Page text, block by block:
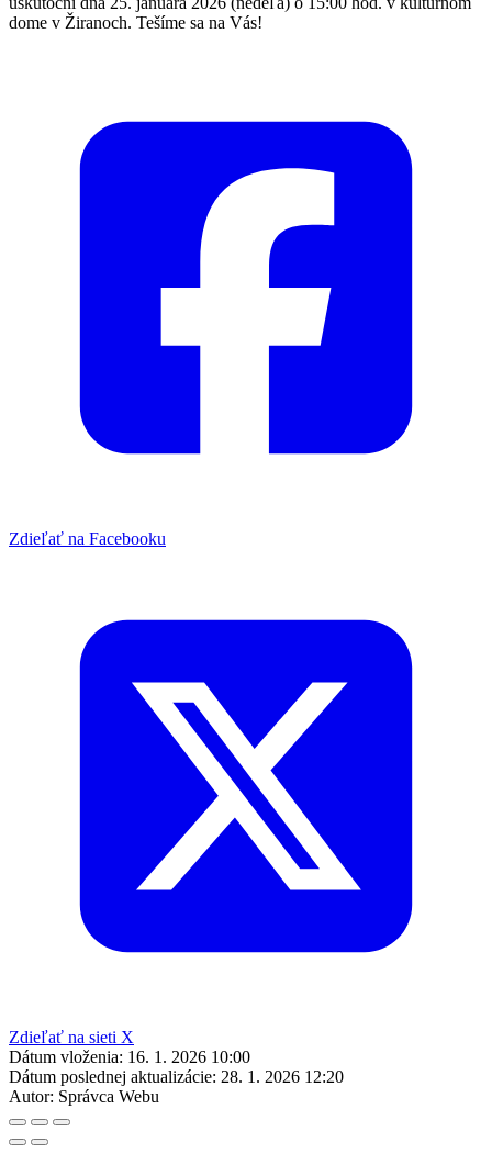
dome v Žiranoch. Tešíme sa na Vás!
Zdieľať na Facebooku
Zdieľať na sieti X
Dátum vloženia: 16. 1. 2026 10:00
Dátum poslednej aktualizácie: 28. 1. 2026 12:20
Autor: Správca Webu